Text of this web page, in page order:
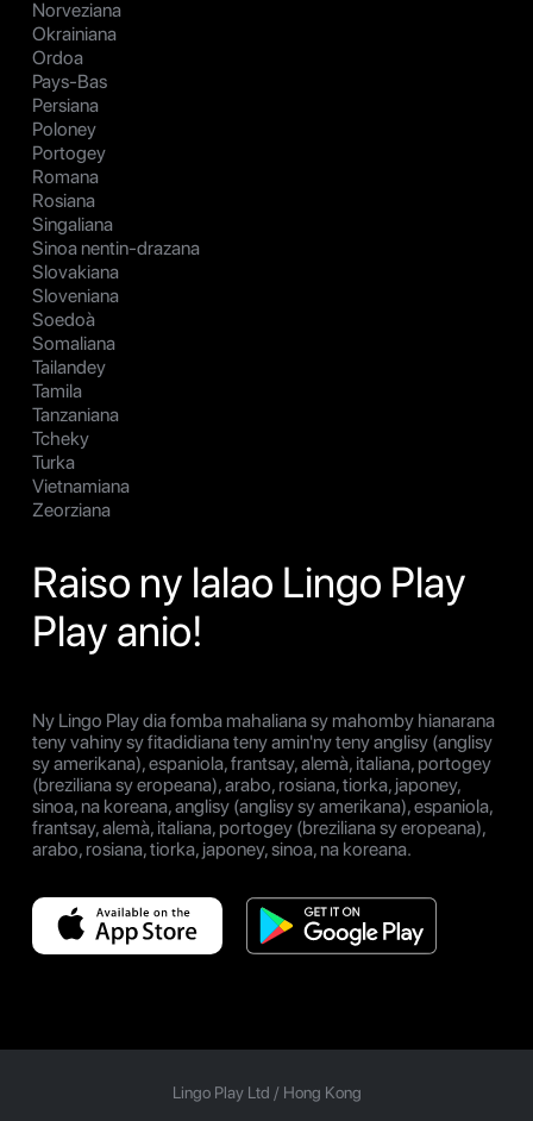
Norveziana
Okrainiana
Ordoa
Pays-Bas
Persiana
Poloney
Portogey
Romana
Rosiana
Singaliana
Sinoa nentin-drazana
Slovakiana
Sloveniana
Soedoà
Somaliana
Tailandey
Tamila
Tanzaniana
Tcheky
Turka
Vietnamiana
Zeorziana
Raiso ny lalao Lingo Play
Play anio!
Ny Lingo Play dia fomba mahaliana sy mahomby hianarana
teny vahiny sy fitadidiana teny amin'ny teny anglisy (anglisy
sy amerikana), espaniola, frantsay, alemà, italiana, portogey
(breziliana sy eropeana), arabo, rosiana, tiorka, japoney,
sinoa, na koreana, anglisy (anglisy sy amerikana), espaniola,
frantsay, alemà, italiana, portogey (breziliana sy eropeana),
arabo, rosiana, tiorka, japoney, sinoa, na koreana.
Lingo Play Ltd / Hong Kong